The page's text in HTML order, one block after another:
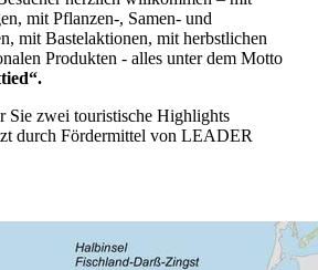
mit Pflanzen-, Samen- und
mit Bastelaktionen, mit herbstlichen
Produkten - alles unter dem Motto
Sie zwei touristische Highlights
durch Fördermittel von LEADER